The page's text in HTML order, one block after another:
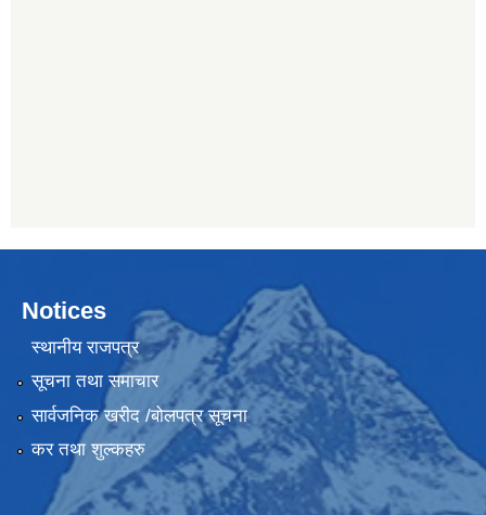
Notices
स्थानीय राजपत्र
सूचना तथा समाचार
सार्वजनिक खरीद /बोलपत्र सूचना
कर तथा शुल्कहरु